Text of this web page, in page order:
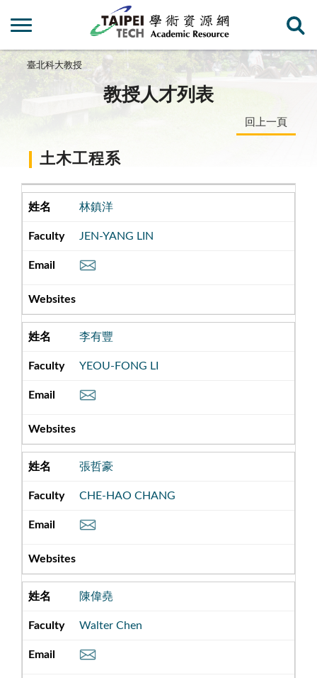
臺北科大教授
教授人才列表
回上一頁
土木工程系
林鎮洋
JEN-YANG LIN
李有豐
YEOU-FONG LI
張哲豪
CHE-HAO CHANG
陳偉堯
Walter Chen